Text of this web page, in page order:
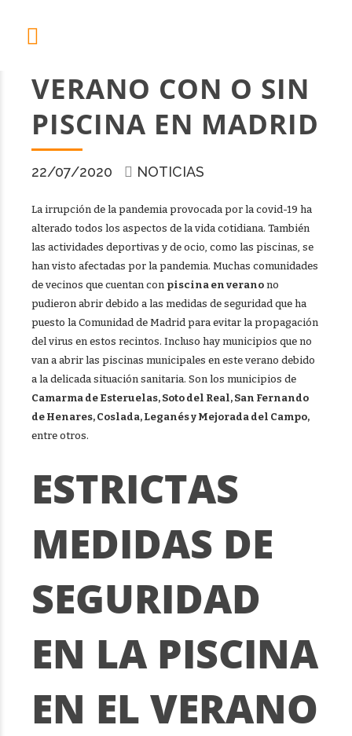
VERANO CON O SIN
PISCINA EN MADRID
22/07/2020 NOTICIAS
La irrupción de la pandemia provocada por la covid-19 ha
alterado todos los aspectos de la vida cotidiana. También
las actividades deportivas y de ocio, como las piscinas, se
han visto afectadas por la pandemia. Muchas comunidades
de vecinos que cuentan con piscina en verano no
pudieron abrir debido a las medidas de seguridad que ha
puesto la Comunidad de Madrid para evitar la propagación
del virus en estos recintos. Incluso hay municipios que no
van a abrir las piscinas municipales en este verano debido
a la delicada situación sanitaria. Son los municipios de
Camarma de Esteruelas, Soto del Real, San Fernando
de Henares, Coslada, Leganés y Mejorada del Campo,
entre otros.
ESTRICTAS
MEDIDAS DE
SEGURIDAD
EN LA PISCINA
EN EL VERANO